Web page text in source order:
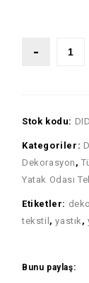
Stok kodu:
Kategoriler:
Dekorasyon ,
Yatak Odası
Etiketler:
tekstil ,yastık ,
Bunu paylaş: